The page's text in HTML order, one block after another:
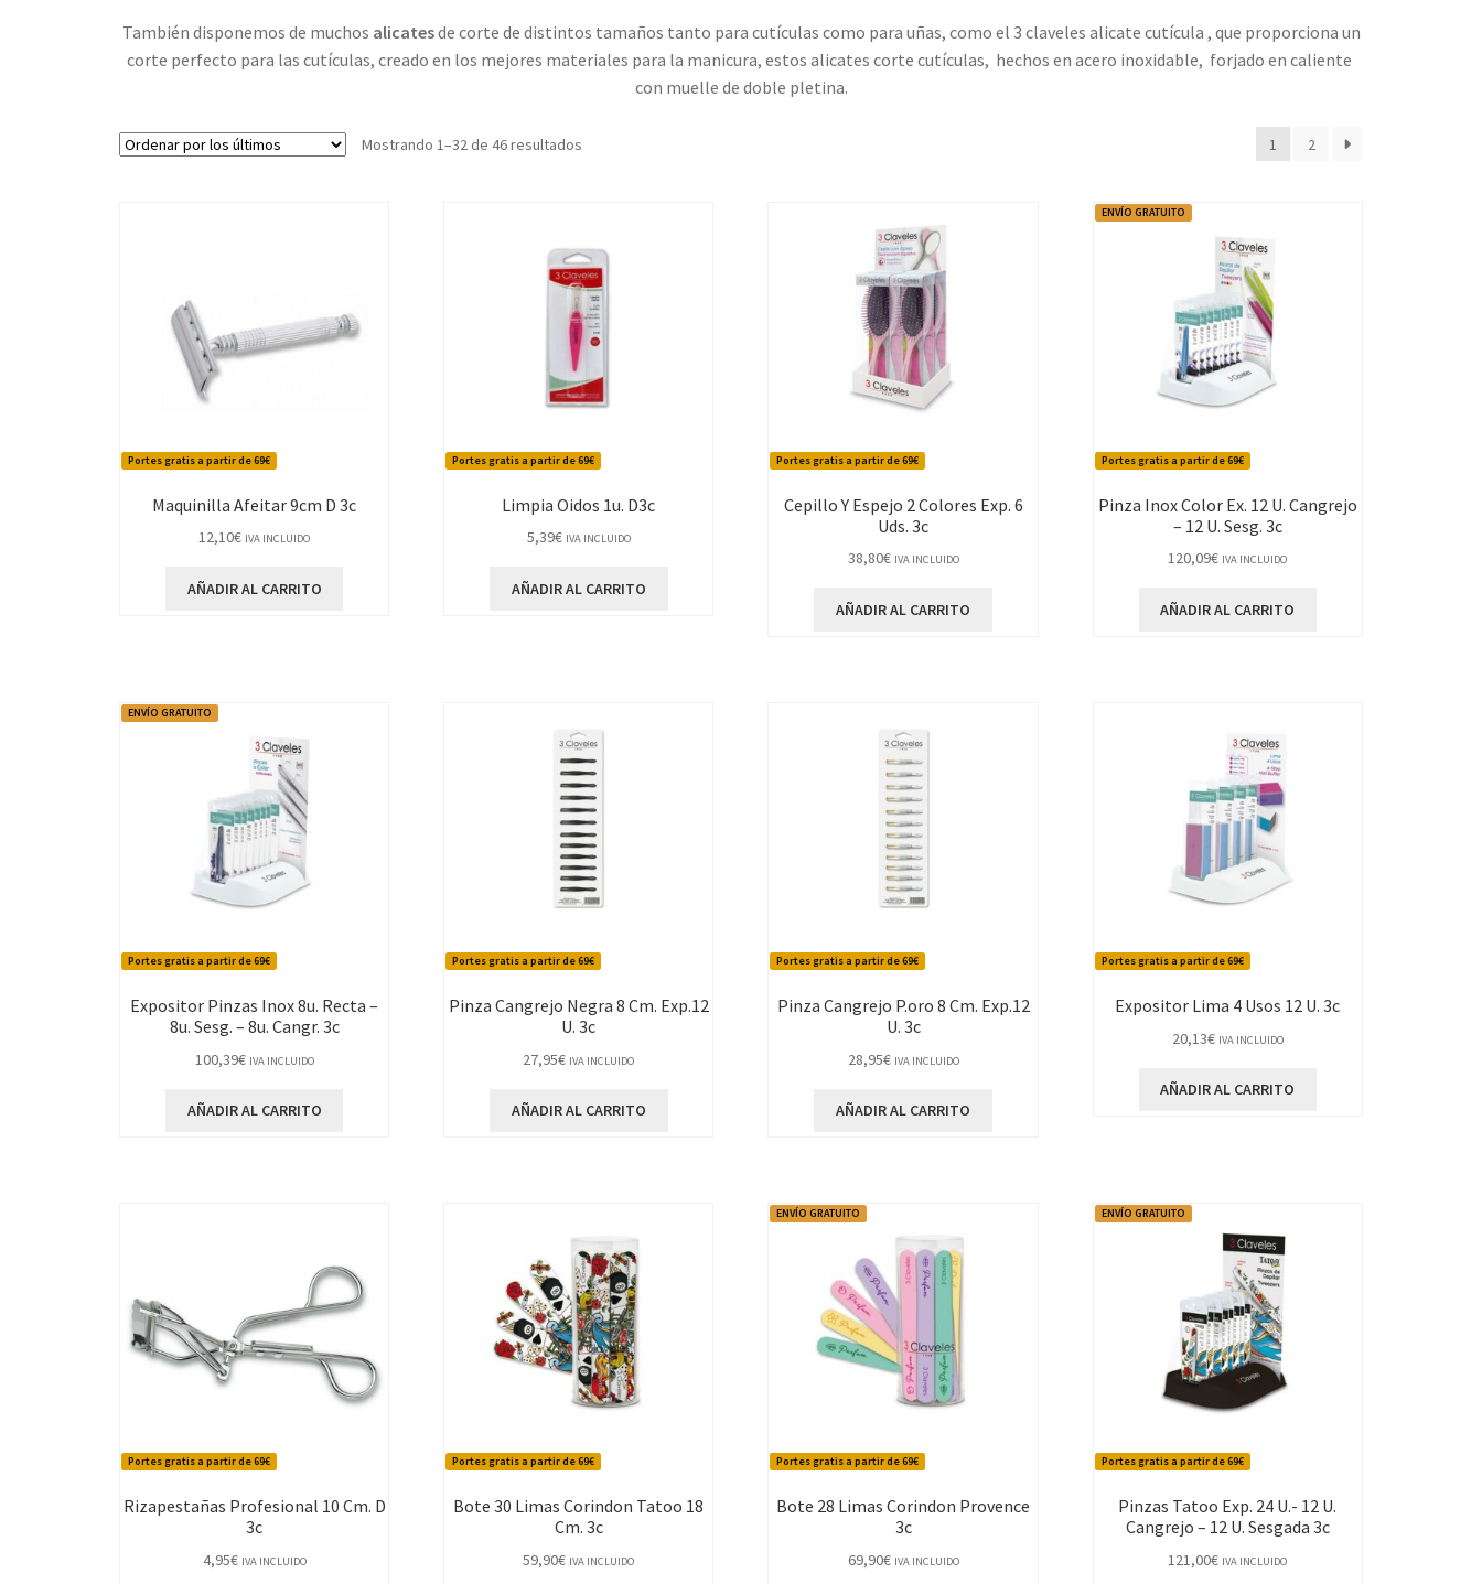
También disponemos de muchos alicatesde corte de distintos tamaños tanto para cutículas como para uñas, como el 3 claveles alicate cutícula , que proporciona un
corte perfecto para las cutículas, creado en los mejores materiales para la manicura, estos alicates corte cutículas, hechos en acero inoxidable, forjado en caliente
con muelle de doble pletina.
Mostrando 1–32 de 46 resultados 1 2
Portes gratis a partir de 69€
Maquinilla Afeitar 9cm D 3c
12,10€ IVA INCLUIDO
AÑADIR AL CARRITO
Portes gratis a partir de 69€
Limpia Oidos 1u. D3c
5,39€ IVA INCLUIDO
AÑADIR AL CARRITO
Portes gratis a partir de 69€
Cepillo Y Espejo 2 Colores Exp. 6
Uds. 3c
38,80€ IVA INCLUIDO
AÑADIR AL CARRITO
Portes gratis a partir de 69€
ENVÍO GRATUITO
Pinza Inox Color Ex. 12 U. Cangrejo
– 12 U. Sesg. 3c
120,09€ IVA INCLUIDO
AÑADIR AL CARRITO
Portes gratis a partir de 69€
ENVÍO GRATUITO
Expositor Pinzas Inox 8u. Recta –
8u. Sesg. – 8u. Cangr. 3c
100,39€ IVA INCLUIDO
AÑADIR AL CARRITO
Portes gratis a partir de 69€
Pinza Cangrejo Negra 8 Cm. Exp.12
U. 3c
27,95€ IVA INCLUIDO
AÑADIR AL CARRITO
Portes gratis a partir de 69€
Pinza Cangrejo P.oro 8 Cm. Exp.12
U. 3c
28,95€ IVA INCLUIDO
AÑADIR AL CARRITO
Portes gratis a partir de 69€
Expositor Lima 4 Usos 12 U. 3c
20,13€ IVA INCLUIDO
AÑADIR AL CARRITO
Portes gratis a partir de 69€
Rizapestañas Profesional 10 Cm. D
3c
4,95€ IVA INCLUIDO
Portes gratis a partir de 69€
Bote 30 Limas Corindon Tatoo 18
Cm. 3c
59,90€ IVA INCLUIDO
Portes gratis a partir de 69€
ENVÍO GRATUITO
Bote 28 Limas Corindon Provence
3c
69,90€ IVA INCLUIDO
Portes gratis a partir de 69€
ENVÍO GRATUITO
Pinzas Tatoo Exp. 24 U.- 12 U.
Cangrejo – 12 U. Sesgada 3c
121,00€ IVA INCLUIDO